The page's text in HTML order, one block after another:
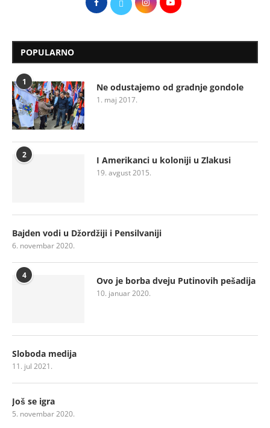
POPULARNO
1 Ne odustajemo od gradnje gondole
1. maj 2017.
2 I Amerikanci u koloniji u Zlakusi
19. avgust 2015.
Bajden vodi u Džordžiji i Pensilvaniji
6. novembar 2020.
4 Ovo je borba dveju Putinovih pešadija
10. januar 2020.
Sloboda medija
11. jul 2021.
Još se igra
5. novembar 2020.